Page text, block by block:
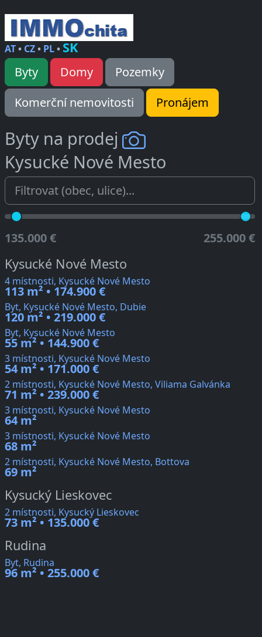
AT• CZ• PL• SK
Byty Domy
Pozemky
Komerční nemovitosti
Pronájem
Byty na prodej
Kysucké Nové Mesto
135.000 € 255.000 €
Kysucké Nové Mesto
4 místnosti, Kysucké Nové Mesto
113 m² • 174.900 €
Byt, Kysucké Nové Mesto, Dubie
120 m² • 219.000 €
Byt, Kysucké Nové Mesto
55 m² • 144.900 €
3 místnosti, Kysucké Nové Mesto
54 m² • 171.000 €
2 místnosti, Kysucké Nové Mesto, Viliama Galvánka
71 m² • 239.000 €
3 místnosti, Kysucké Nové Mesto
64 m²
3 místnosti, Kysucké Nové Mesto
68 m²
2 místnosti, Kysucké Nové Mesto, Bottova
69 m²
Kysucký Lieskovec
2 místnosti, Kysucký Lieskovec
73 m² • 135.000 €
Rudina
Byt, Rudina
96 m² • 255.000 €